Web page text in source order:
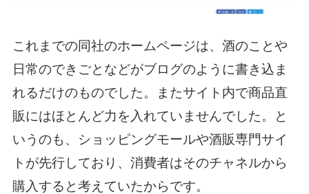
これまでの同社のホームページは、酒のことや
日常のできごとなどがブログのように書き込ま
れるだけのものでした。またサイト内で商品直
販にはほとんど力を入れていませんでした。と
いうのも、ショッピングモールや酒販専門サイ
トが先行しており、消費者はそのチャネルから
購入すると考えていたからです。